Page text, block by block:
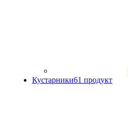
Кустарники61 продукт